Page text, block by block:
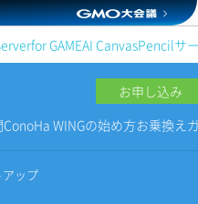
for GAMEAI CanvasPencilサ
お申し込み
ConoHa WINGの始め方お乗換え
ップ